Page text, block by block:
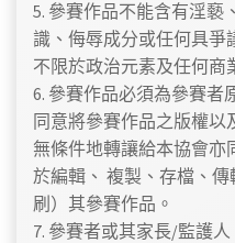
5. 參賽作品不能含有淫褻
識、侮辱成分或任何具爭
不限於政治元素及任何商
6. 參賽作品必須為參賽者
同意將參賽作品之版權以
無條件地轉讓給本協會亦
於編輯、 複製、存檔、
刷）其參賽作品。
7. 參賽者或其家長/監護